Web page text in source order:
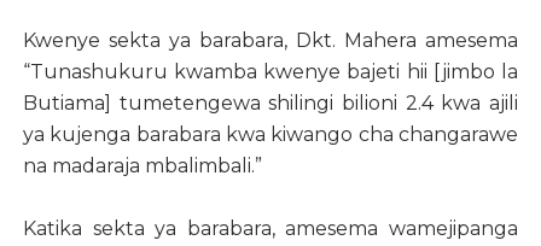
Kwenye sekta ya barabara, Dkt. Mahera amesema
“Tunashukuru kwamba kwenye bajeti hii [jimbo la
Butiama] tumetengewa shilingi bilioni 2.4 kwa ajili
ya kujenga barabara kwa kiwango cha changarawe
na madaraja mbalimbali.”
Katika sekta ya barabara, amesema wamejipanga